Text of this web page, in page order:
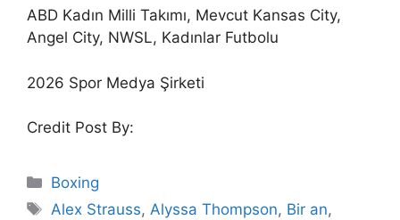
ABD Kadın Milli Takımı, Mevcut Kansas City,
Angel City, NWSL, Kadınlar Futbolu
2026 Spor Medya Şirketi
Credit Post By:
Categories
Boxing
Tags
Alex Strauss,Alyssa Thompson, Bir an,